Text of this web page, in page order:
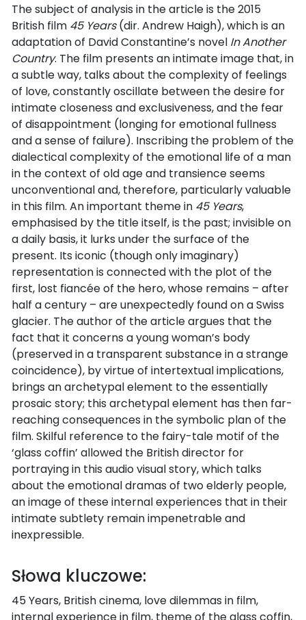
The subject of analysis in the article is the 2015
British film 45 Years(dir. Andrew Haigh), which is an
adaptation of David Constantine’s novel In Another
Country. The film presents an intimate image that, in
a subtle way, talks about the complexity of feelings
of love, constantly oscillate between the desire for
intimate closeness and exclusiveness, and the fear
of disappointment (longing for emotional fullness
and a sense of failure). Inscribing the problem of the
dialectical complexity of the emotional life of a man
in the context of old age and transience seems
unconventional and, therefore, particularly valuable
in this film. An important theme in 45 Years,
emphasised by the title itself, is the past; invisible on
a daily basis, it lurks under the surface of the
present. Its iconic (though only imaginary)
representation is connected with the plot of the
first, lost fiancée of the hero, whose remains – after
half a century – are unexpectedly found on a Swiss
glacier. The author of the article argues that the
fact that it concerns a young woman’s body
(preserved in a transparent substance in a strange
coincidence), by virtue of intertextual implications,
brings an archetypal element to the essentially
prosaic story; this archetypal element has then far-
reaching consequences in the symbolic plan of the
film. Skilful reference to the fairy-tale motif of the
‘glass coffin’ allowed the British director for
portraying in this audio visual story, which talks
about the emotional dramas of two elderly people,
an image of these internal experiences that in their
intimate subtlety remain impenetrable and
inexpressible.
Słowa kluczowe:
45 Years, British cinema, love dilemmas in film,